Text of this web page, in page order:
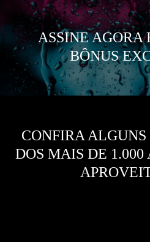
ASSINE AGORA
BÔNUS
CONFIRA
DOS MAIS DE 1.000